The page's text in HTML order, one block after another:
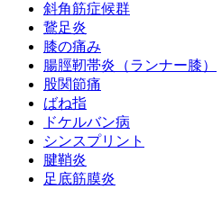
斜角筋症候群
鵞足炎
膝の痛み
腸脛靭帯炎（ランナー膝）
股関節痛
ばね指
ドケルバン病
シンスプリント
腱鞘炎
足底筋膜炎